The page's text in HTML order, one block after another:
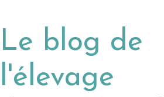
Le blog de
l'élevage